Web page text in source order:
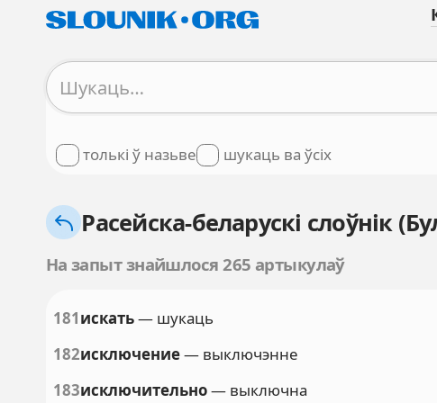
толькі ў назьве шукаць ва ўсіх
Расейска-беларускі слоўнік
На запыт знайшлося 265 артыкулаў
181искать— шукаць
182исключение— выключэнне
183исключительно— выключна